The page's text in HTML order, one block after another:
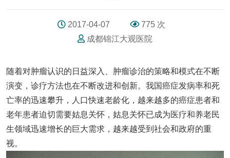
2017-04-07
775 次
成都锦江大观医院
随着对肿瘤认识的日益深入、肿瘤诊治的策略和模式在不断
演变，诊疗方法也在不断改进和创新。我国癌症发病率和死
亡率的迅速攀升，人口快速老龄化，越来越多的癌症患者和
老年患者迫切需要姑息关怀，姑息关怀已成为医疗和养老民
生领域迅速增长的巨大需求，越来越受到社会和政府的重
视。